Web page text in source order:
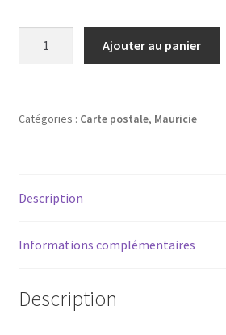
-
hiver
Ajouter au panier
Catégories : Carte postale, Mauricie
Description
Informations complémentaires
Description